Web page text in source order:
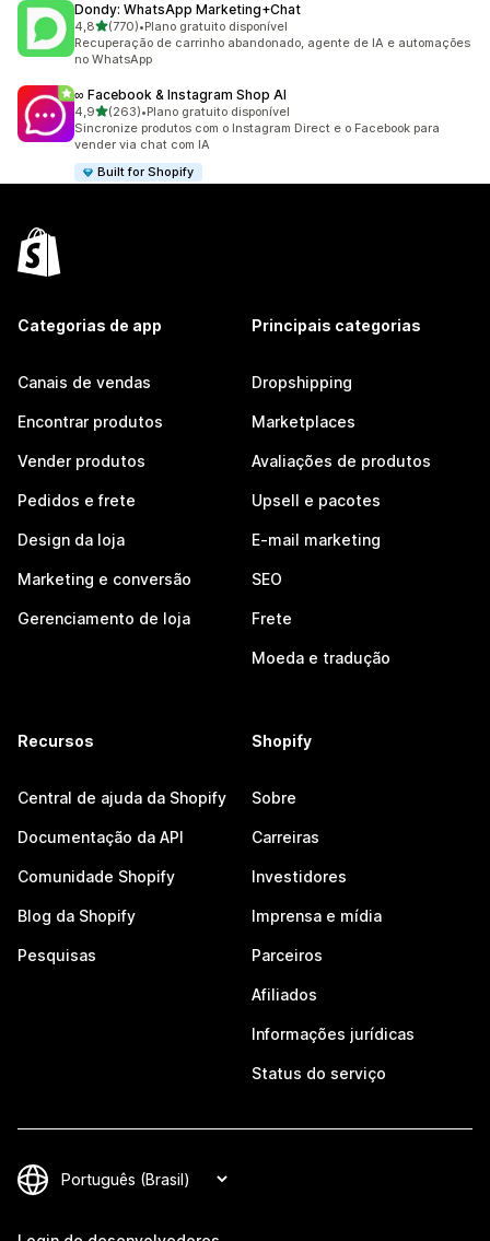
Dondy: WhatsApp Marketing+Chat
4,8de 5 estrelas
(770)
770 avaliações ao todo
•Plano gratuito disponível
Recuperação de carrinho abandonado, agente de IA e automações
no WhatsApp
∞ Facebook & Instagram Shop AI
4,9de 5 estrelas
(263)
263 avaliações ao todo
•Plano gratuito disponível
Sincronize produtos com o Instagram Direct e o Facebook para
vender via chat com IA
Built for Shopify
Categorias de app
Canais de vendas
Encontrar produtos
Vender produtos
Pedidos e frete
Design da loja
Marketing e conversão
Gerenciamento de loja
Principais categorias
Dropshipping
Marketplaces
Avaliações de produtos
Upsell e pacotes
E-mail marketing
SEO
Frete
Moeda e tradução
Recursos
Central de ajuda da Shopify
Documentação da API
Comunidade Shopify
Blog da Shopify
Pesquisas
Shopify
Sobre
Carreiras
Investidores
Imprensa e mídia
Parceiros
Afiliados
Informações jurídicas
Status do serviço